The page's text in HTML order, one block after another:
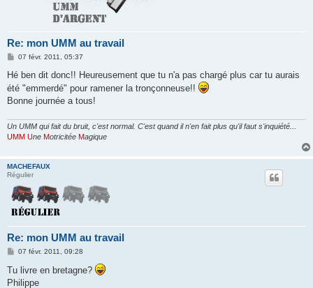
Re: mon UMM au travail
M
s
a
g
e
07 févr. 2011, 05:37
Hé ben dit donc!! Heureusement que tu n'a pas chargé plus car tu aurais
été "emmerdé" pour ramener la tronçonneuse!!
Bonne journée a tous!
Un UMM qui fait du bruit, c'est normal. C'est quand il n'en fait plus qu'il faut s'inquiété...
UMM Une Motricitée Magique
MACHEFAUX
Régulier
Re: mon UMM au travail
M
s
s
a
07 févr. 2011, 09:28
Tu livre en bretagne?
Philippe